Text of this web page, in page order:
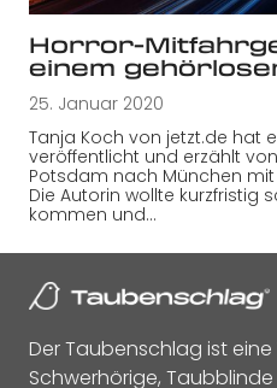
Horror-
einem
25. Januar 2020
Tanja Koch von jetzt.de hat
veröffentlicht und erzählt
Potsdam nach München
Die Autorin wollte kurzfristig
kommen und…
Der Taubenschlag ist
Schwerhörige,